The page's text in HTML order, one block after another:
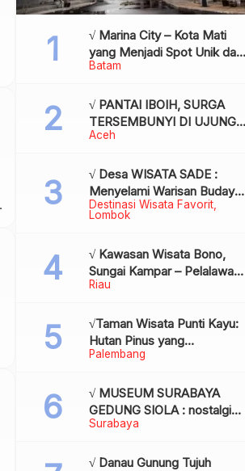
Batam
√ Marina City – Kota Mati
yang Menjadi Spot Unik dan
Bersejarah di Batam,
Aceh
√ PANTAI IBOIH, SURGA
TERSEMBUNYI DI UJUNG
BARAT INDONESIA
Destinasi Wisata Favorit
Lombok
√ Desa WISATA SADE :
Menyelami Warisan Budaya
Suku Sasak di Jantung
Riau
√ Kawasan Wisata Bono,
Sungai Kampar – Pelalawan:
Fenomena Ombak di
Mendunia, Review & Info
Palembang
√Taman Wisata Punti Kayu:
Hutan Pinus yang
Menyegarkan di Tengah
Surabaya
√ MUSEUM SURABAYA
GEDUNG SIOLA : nostalgia
dalam balutan modernitas di
Review & Info
√ Danau Gunung Tujuh